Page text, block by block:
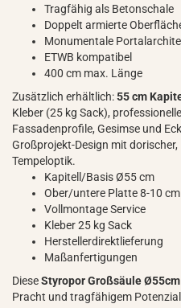
Tragfähig als Betonschale
Doppelt armierte
Monumentale
ETWB kompatibel
400 cm max. Länge
Zusätzlich erhältlich:55 cm
Kleber (25 kg Sack),
Fassadenprofile, Gesimse und
Großprojekt-Design mit
Tempeloptik.
Kapitell/Basis Ø55 cm
Ober/untere Platte 8-10 cm
Vollmontage Service
Kleber 25 kg Sack
Herstellerdirektlieferung
Maßanfertigungen
DieseStyropor Großsäule Ø55cm
Pracht und tragfähigem